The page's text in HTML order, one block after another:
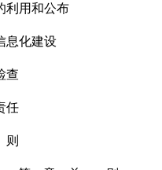
用和公布
化建设
查
任